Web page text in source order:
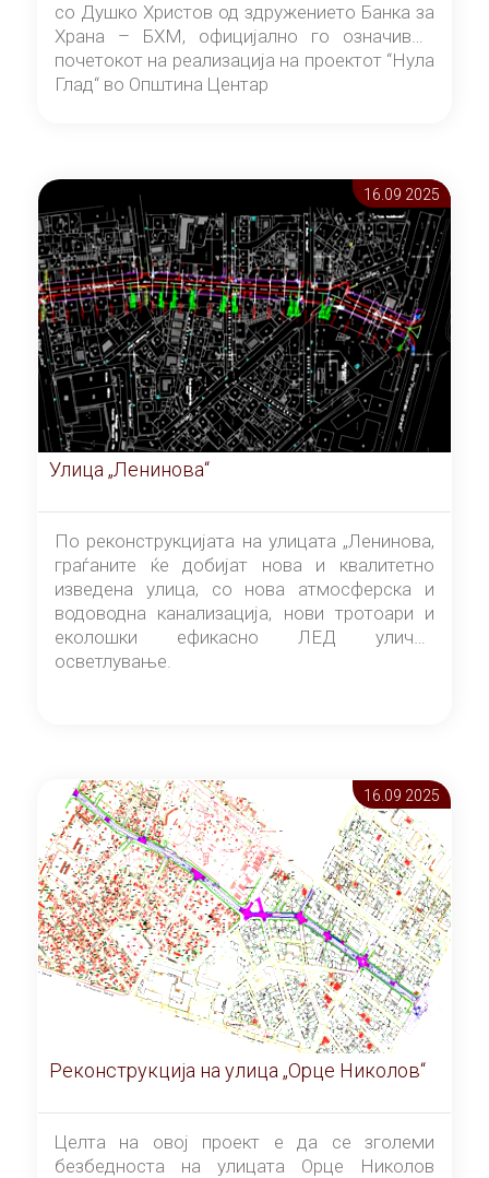
со Душко Христов од здружението Банка за
Храна – БХМ, официјално го означивме
почетокот на реализација на проектот “Нула
Глад“ во Општина Центар
16.09 2025
Улица „Ленинова“
По реконструкцијата на улицата „Ленинова,
граѓаните ќе добијат нова и квалитетно
изведена улица, со нова атмосферска и
водоводна канализација, нови тротоари и
еколошки ефикасно ЛЕД улично
осветлување.
16.09 2025
Реконструкција на улица „Орце Николов“
Целта на овој проект е да се зголеми
безбедноста на улицата Орце Николов